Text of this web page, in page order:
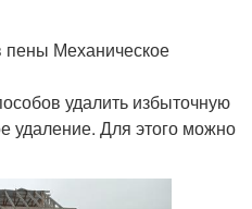
Механическое
удалить избыточную
удаление. Для этого можно